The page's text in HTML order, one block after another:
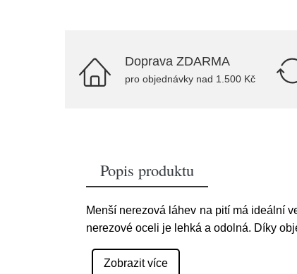
Doprava ZDARMA
pro objednávky nad 1.500 Kč
Popis produktu
Menší nerezová láhev na pití má ideální
nerezové oceli je lehká a odolná. Díky
Zobrazit více